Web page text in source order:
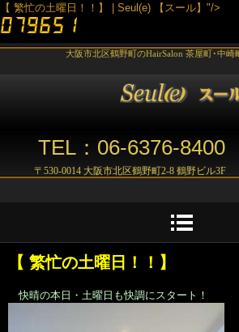
【 繁忙の土曜日！！】 | Seul(e) 【スール】"/>
大阪市北区鶴野町のHairSalon 茶屋町･中崎
TEL：06-6376-8400
〒530-0014 大阪市北区鶴野町2-8 鶴野ビル3F
【 繁忙の土曜日！！】
快晴の本日・土曜日も快調にスタート！